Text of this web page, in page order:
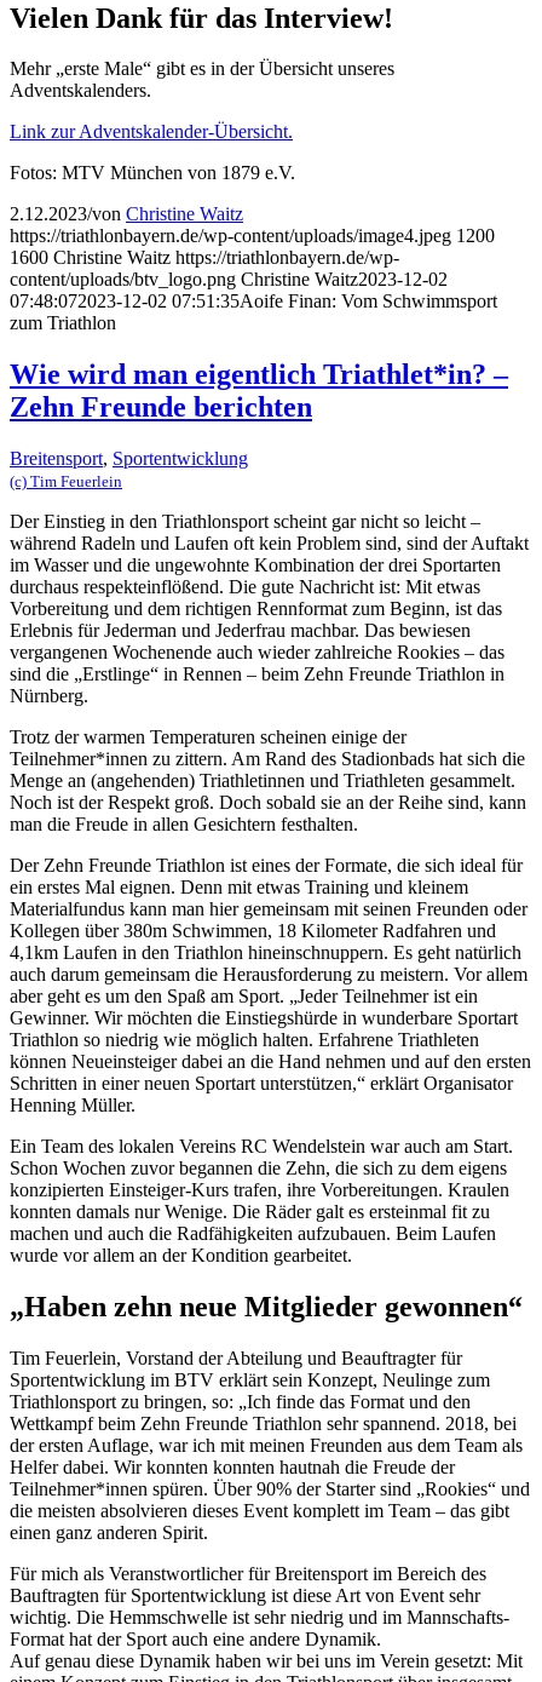
Vielen Dank für das Interview!
Mehr „erste Male“ gibt es in der Übersicht unseres
Adventskalenders.
Link zur Adventskalender-Übersicht.
Fotos: MTV München von 1879 e.V.
2.12.2023/von Christine Waitz
https://triathlonbayern.de/wp-content/uploads/image4.jpeg 1200
1600 Christine Waitz https://triathlonbayern.de/wp-
content/uploads/btv_logo.png Christine Waitz2023-12-02
07:48:072023-12-02 07:51:35Aoife Finan: Vom Schwimmsport
zum Triathlon
Wie wird man eigentlich Triathlet*in? –
Zehn Freunde berichten
Breitensport, Sportentwicklung
(c) Tim Feuerlein
Der Einstieg in den Triathlonsport scheint gar nicht so leicht –
während Radeln und Laufen oft kein Problem sind, sind der Auftakt
im Wasser und die ungewohnte Kombination der drei Sportarten
durchaus respekteinflößend. Die gute Nachricht ist: Mit etwas
Vorbereitung und dem richtigen Rennformat zum Beginn, ist das
Erlebnis für Jederman und Jederfrau machbar. Das bewiesen
vergangenen Wochenende auch wieder zahlreiche Rookies – das
sind die „Erstlinge“ in Rennen – beim Zehn Freunde Triathlon in
Nürnberg.
Trotz der warmen Temperaturen scheinen einige der
Teilnehmer*innen zu zittern. Am Rand des Stadionbads hat sich die
Menge an (angehenden) Triathletinnen und Triathleten gesammelt.
Noch ist der Respekt groß. Doch sobald sie an der Reihe sind, kann
man die Freude in allen Gesichtern festhalten.
Der Zehn Freunde Triathlon ist eines der Formate, die sich ideal für
ein erstes Mal eignen. Denn mit etwas Training und kleinem
Materialfundus kann man hier gemeinsam mit seinen Freunden oder
Kollegen über 380m Schwimmen, 18 Kilometer Radfahren und
4,1km Laufen in den Triathlon hineinschnuppern. Es geht natürlich
auch darum gemeinsam die Herausforderung zu meistern. Vor allem
aber geht es um den Spaß am Sport. „Jeder Teilnehmer ist ein
Gewinner. Wir möchten die Einstiegshürde in wunderbare Sportart
Triathlon so niedrig wie möglich halten. Erfahrene Triathleten
können Neueinsteiger dabei an die Hand nehmen und auf den ersten
Schritten in einer neuen Sportart unterstützen,“ erklärt Organisator
Henning Müller.
Ein Team des lokalen Vereins RC Wendelstein war auch am Start.
Schon Wochen zuvor begannen die Zehn, die sich zu dem eigens
konzipierten Einsteiger-Kurs trafen, ihre Vorbereitungen. Kraulen
konnten damals nur Wenige. Die Räder galt es ersteinmal fit zu
machen und auch die Radfähigkeiten aufzubauen. Beim Laufen
wurde vor allem an der Kondition gearbeitet.
„Haben zehn neue Mitglieder gewonnen“
Tim Feuerlein, Vorstand der Abteilung und Beauftragter für
Sportentwicklung im BTV erklärt sein Konzept, Neulinge zum
Triathlonsport zu bringen, so: „Ich finde das Format und den
Wettkampf beim Zehn Freunde Triathlon sehr spannend. 2018, bei
der ersten Auflage, war ich mit meinen Freunden aus dem Team als
Helfer dabei. Wir konnten konnten hautnah die Freude der
Teilnehmer*innen spüren. Über 90% der Starter sind „Rookies“ und
die meisten absolvieren dieses Event komplett im Team – das gibt
einen ganz anderen Spirit.
Für mich als Veranstwortlicher für Breitensport im Bereich des
Bauftragten für Sportentwicklung ist diese Art von Event sehr
wichtig. Die Hemmschwelle ist sehr niedrig und im Mannschafts-
Format hat der Sport auch eine andere Dynamik.
Auf genau diese Dynamik haben wir bei uns im Verein gesetzt: Mit